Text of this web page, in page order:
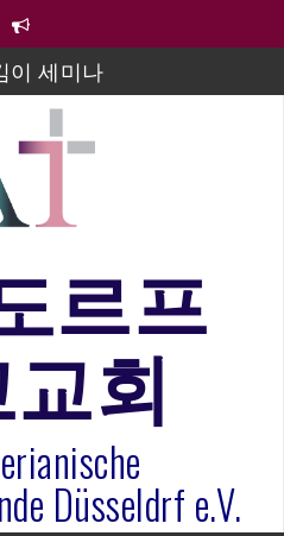
이 세미나
자매 졸업연주
주일 유초등부 발표
라 봉헌송
우선화 권사
머물기(요한복음 15:1-17) 손
훈목사
르프
회
Düsseldrf e.V.